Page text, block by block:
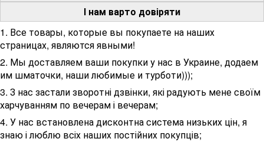
І нам варто довіряти
1. Все товары, которые вы покупаете на наших
страницах, являются явными!
2. Мы доставляем ваши покупки у нас в Украине, додаем
им шматочки, наши любимые и турботи)));
3. З нас застали зворотні дзвінки, які радують мене своїм
харчуванням по вечерам і вечерам;
4. У нас встановлена ​​дисконтна система низьких цін, я
знаю і люблю всіх наших постійних покупців;